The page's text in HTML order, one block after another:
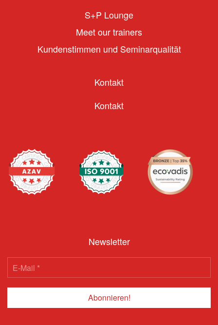
S+P Lounge
Meet our trainers
Kundenstimmen und Seminarqualität
Kontakt
Kontakt
Newsletter